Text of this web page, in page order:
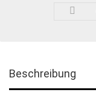
Beschreibung